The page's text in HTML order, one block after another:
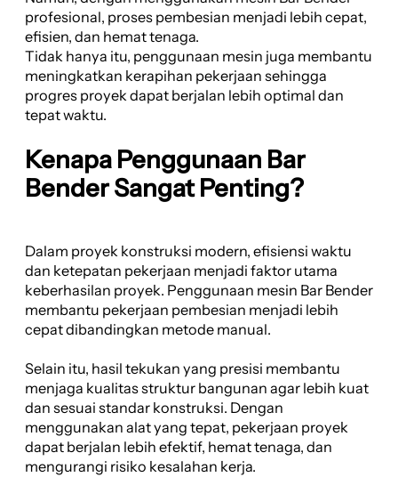
profesional, proses pembesian menjadi lebih cepat,
efisien, dan hemat tenaga.
Tidak hanya itu, penggunaan mesin juga membantu
meningkatkan kerapihan pekerjaan sehingga
progres proyek dapat berjalan lebih optimal dan
tepat waktu.
Kenapa Penggunaan Bar
Bender Sangat Penting?
Dalam proyek konstruksi modern, efisiensi waktu
dan ketepatan pekerjaan menjadi faktor utama
keberhasilan proyek. Penggunaan mesin Bar Bender
membantu pekerjaan pembesian menjadi lebih
cepat dibandingkan metode manual.
Selain itu, hasil tekukan yang presisi membantu
menjaga kualitas struktur bangunan agar lebih kuat
dan sesuai standar konstruksi. Dengan
menggunakan alat yang tepat, pekerjaan proyek
dapat berjalan lebih efektif, hemat tenaga, dan
mengurangi risiko kesalahan kerja.